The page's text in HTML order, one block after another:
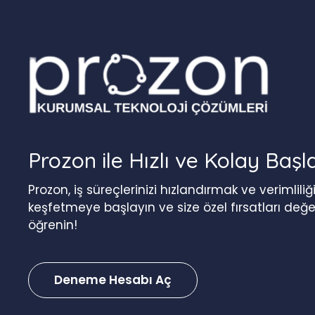
Prozon ile Hızlı ve Kolay
Prozon, iş süreçlerinizi hızlandırmak ve
keşfetmeye başlayın ve size özel fırsatları
öğrenin!
Deneme Hesabı Aç